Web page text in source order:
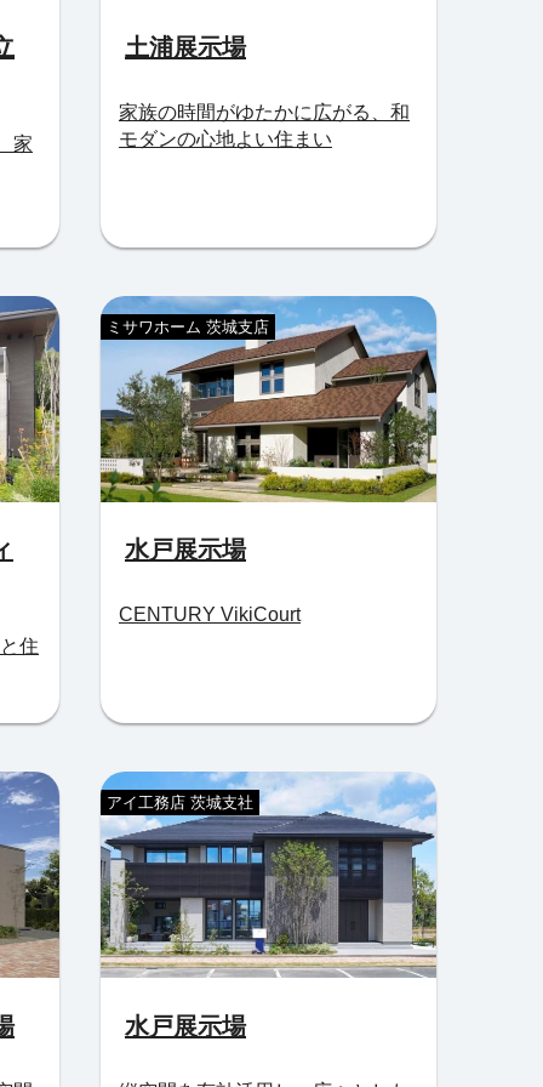
家
土浦展示場
家族の時間がゆたかに広がる、和
モダンの心地よい住まい
住
水戸展示場
ミサワホーム 茨城支店
CENTURY VikiCourt
水戸展示場
アイ工務店 茨城支社